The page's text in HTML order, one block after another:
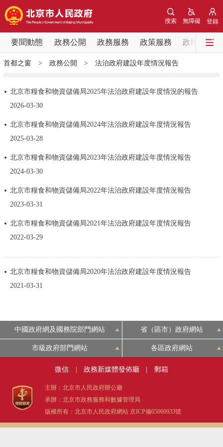
登錄
無障礙
搜索
要聞動態 政務公開 政務服務 政策服務 政民互動
要聞動態
黨中央精神 國務院資訊 中央部委動態
北京要聞 會議資訊 部門動態
各區熱點
市領導
政策兌現
決策公開
個人服務
仲介服務 陽光政務
12345網上接訴即辦 我要諮詢
參與調查 線上訪談 圖説互動
首都之窗> 政務公開 > 法治政府建設年度情況報告
北京市糧食和物資儲備局2025年法治政府建設年度情況的報告
2026-03-30
北京市糧食和物資儲備局2024年法治政府建設年度情況報告
2025-03-28
北京市糧食和物資儲備局2023年法治政府建設年度情況報告
2024-03-30
北京市糧食和物資儲備局2022年法治政府建設年度情況報告
2023-03-31
北京市糧食和物資儲備局2021年法治政府建設年度情況報告
2022-03-29
北京市糧食和物資儲備局2020年法治政府建設年度情況報告
2021-03-31
中國政府網及國務院部門網站 省（區市）政府網站
市級政府部門網站 各區政府網站
微信 政務新媒體發佈廳 郵箱
主辦：北京市人民政府辦公廳
承辦：北京市政務服務和數據管理局
版權所有：北京市人民政府網站 京ICP備05060933號